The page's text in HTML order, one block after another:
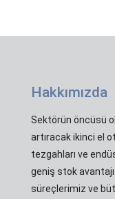
Hakkımızda
Sektörün öncüsü
artıracak ikinci el
tezgahları ve
geniş stok
süreçlerimiz ve